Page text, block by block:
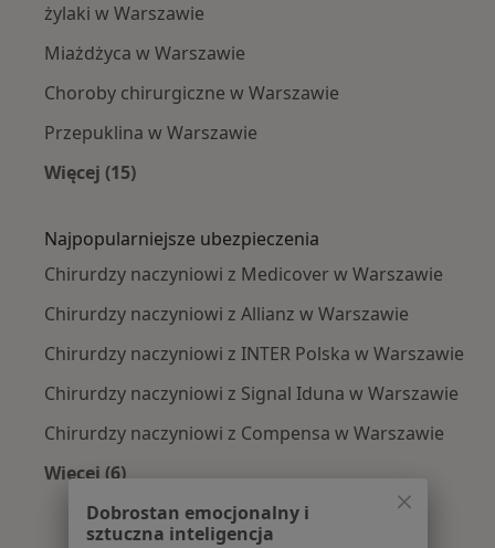
żylaki w Warszawie
Miażdżyca w Warszawie
Choroby chirurgiczne w Warszawie
Przepuklina w Warszawie
Więcej (15)
Najpopularniejsze ubezpieczenia
Chirurdzy naczyniowi z Medicover w Warszawie
Chirurdzy naczyniowi z Allianz w Warszawie
Chirurdzy naczyniowi z INTER Polska w Warszawie
Chirurdzy naczyniowi z Signal Iduna w Warszawie
Chirurdzy naczyniowi z Compensa w Warszawie
Więcej (6)
Więcej w kategorii: Najpopularniejsze
Dobrostan emocjonalny i
sztuczna inteligencja